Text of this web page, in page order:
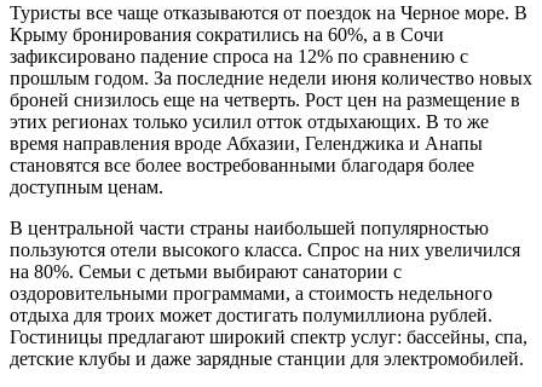
Туристы все чаще отказываются от поездок на Черное море. В
Крыму бронирования сократились на 60%, а в Сочи
зафиксировано падение спроса на 12% по сравнению с
прошлым годом. За последние недели июня количество новых
броней снизилось еще на четверть. Рост цен на размещение в
этих регионах только усилил отток отдыхающих. В то же
время направления вроде Абхазии, Геленджика и Анапы
становятся все более востребованными благодаря более
доступным ценам.
В центральной части страны наибольшей популярностью
пользуются отели высокого класса. Спрос на них увеличился
на 80%. Семьи с детьми выбирают санатории с
оздоровительными программами, а стоимость недельного
отдыха для троих может достигать полумиллиона рублей.
Гостиницы предлагают широкий спектр услуг: бассейны, спа,
детские клубы и даже зарядные станции для электромобилей.